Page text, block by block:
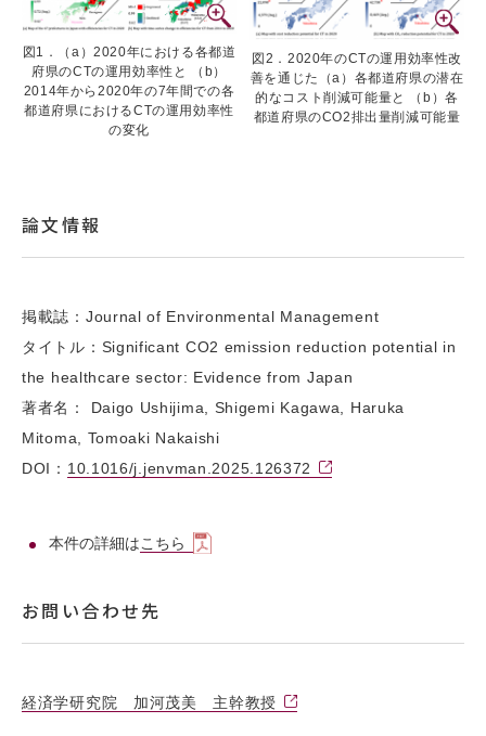
図1．（a）2020年における各都道
府県のCTの運用効率性と （b）
2014年から2020年の7年間での各
都道府県におけるCTの運用効率性
の変化
図2．2020年のCTの運用効率性改
善を通じた（a）各都道府県の潜在
的なコスト削減可能量と （b）各
都道府県のCO2排出量削減可能量
論文情報
掲載誌：Journal of Environmental Management
タイトル：Significant CO2 emission reduction potential in
the healthcare sector: Evidence from Japan
著者名： Daigo Ushijima, Shigemi Kagawa, Haruka
Mitoma, Tomoaki Nakaishi
DOI： 10.1016/j.jenvman.2025.126372
本件の詳細はこちら
お問い合わせ先
経済学研究院 加河茂美 主幹教授